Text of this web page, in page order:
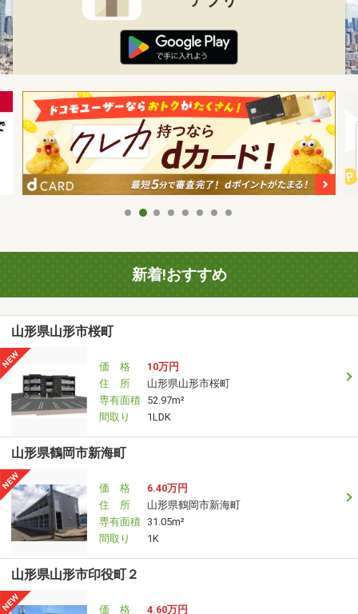
新着!おすすめ
山形県山形市桜町
価 格
10万円
住 所
山形県山形市桜町
専有面積 52.97m²
間取り
1LDK
山形県鶴岡市新海町
価 格
6.40万円
住 所
山形県鶴岡市新海町
専有面積 31.05m²
間取り
1K
山形県山形市印役町２
価 格
4.60万円